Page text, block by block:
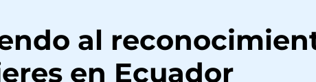
al
en Ecuador